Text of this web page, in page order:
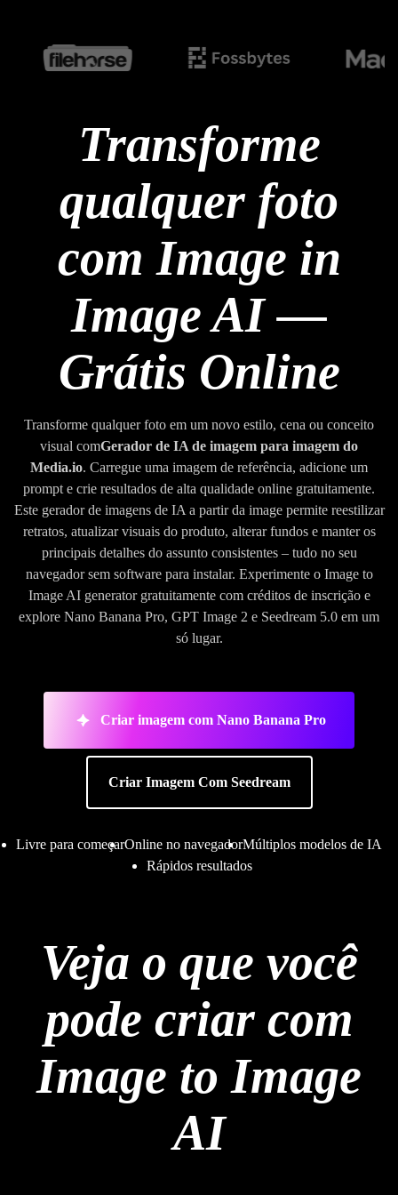
Transforme
qualquer foto
com Image in
Image AI —
Grátis Online
Transforme qualquer foto em um novo estilo, cena ou conceito
visual comGerador de IA de imagem para imagem do
Media.io. Carregue uma imagem de referência, adicione um
prompt e crie resultados de alta qualidade online gratuitamente.
Este gerador de imagens de IA a partir da image permite reestilizar
retratos, atualizar visuais do produto, alterar fundos e manter os
principais detalhes do assunto consistentes – tudo no seu
navegador sem software para instalar. Experimente o Image to
Image AI generator gratuitamente com créditos de inscrição e
explore Nano Banana Pro, GPT Image 2 e Seedream 5.0 em um
só lugar.
Criar imagem com Nano Banana Pro
Criar Imagem Com Seedream
Livre para começarOnline no navegadorMúltiplos modelos de IA
Rápidos resultados
Veja o que você
pode criar com
Image to Image
AI